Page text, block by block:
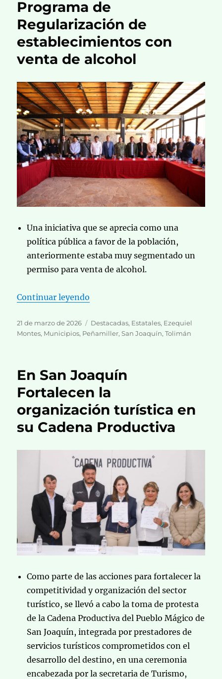
Programa de
Regularización de
establecimientos con
venta de alcohol
Una iniciativa que se aprecia como una
política pública a favor de la población,
anteriormente estaba muy segmentado un
permiso para venta de alcohol.
Continuar leyendo
Publicado
el
21 de marzo de 2026 Categorías
Destacadas, Estatales, Ezequiel
Montes, Municipios, Peñamiller,San Joaquín,Tolimán
En San Joaquín
Fortalecen la
organización turística en
su Cadena Productiva
Como parte de las acciones para fortalecer la
competitividad y organización del sector
turístico, se llevó a cabo la toma de protesta
de la Cadena Productiva del Pueblo Mágico de
San Joaquín, integrada por prestadores de
servicios turísticos comprometidos con el
desarrollo del destino, en una ceremonia
encabezada por la secretaria de Turismo,